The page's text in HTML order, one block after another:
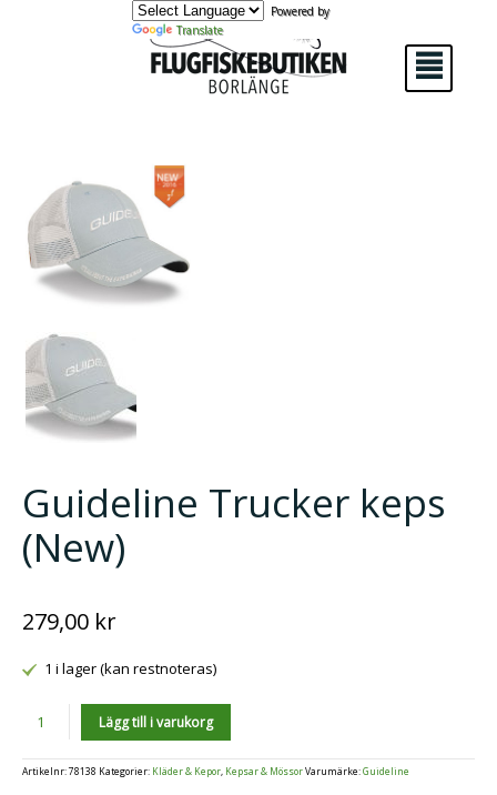
Powered by
Translate
²
Guideline Trucker keps
(New)
279,00 kr
1 i lager (kan restnoteras)
Antal Lägg till i varukorg
Artikelnr:78138 Kategorier: Kläder & Kepor, Kepsar & MössorVarumärke:Guideline